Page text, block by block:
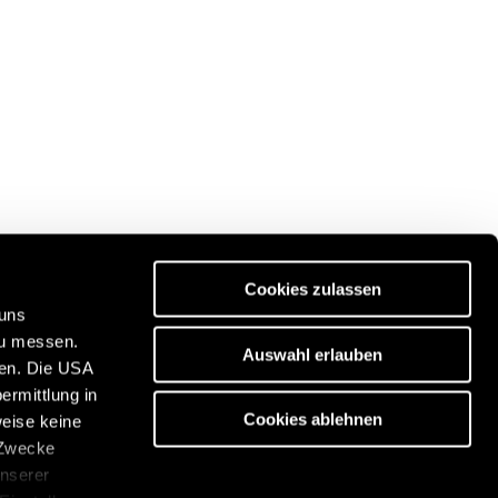
messen.
Die USA
in
keine
Cookies zulassen
Auswahl erlauben
Cookies ablehnen
Discover our travel portal:
https://www.freeontour.com/en